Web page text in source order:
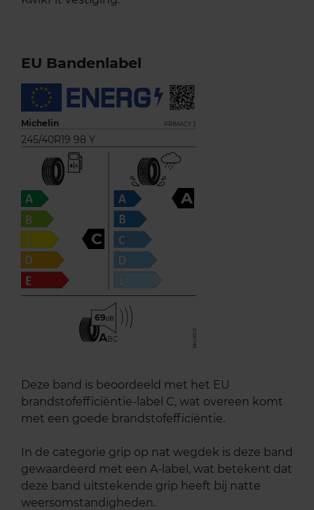
EU Bandenlabel
Michelin PRIMACY 3
245/40R19 98 Y
C
A
69
ABC
Deze band is beoordeeld met het EU
brandstofefficiëntie-label C, wat overeen komt
met een goede brandstofefficiëntie.
In de categorie grip op nat wegdek is deze band
gewaardeerd met een A-label, wat betekent dat
deze band uitstekende grip heeft bij natte
weersomstandigheden.